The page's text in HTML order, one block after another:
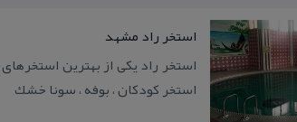
استخر راد مشهد
استخر راد یكی از بهترین
استخر كودكان ، بوفه ، سونا خشك